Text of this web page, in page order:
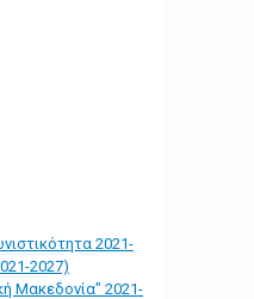
2021-
2027)
Μακεδονία” 2021-